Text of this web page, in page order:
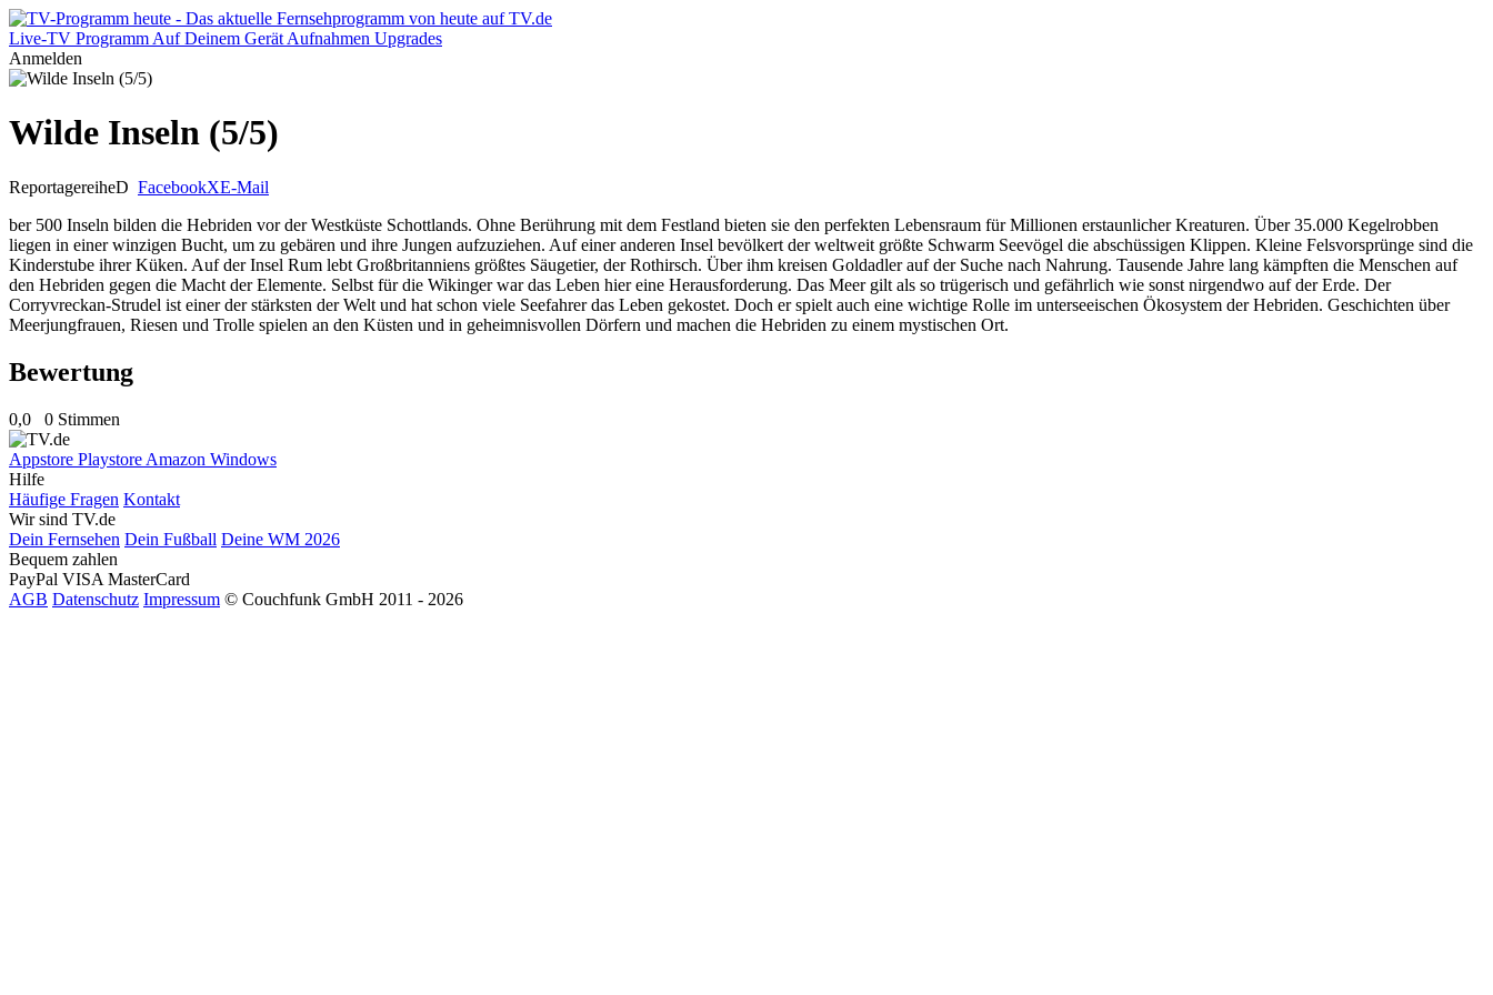
Live-TV Programm Auf Deinem Gerät Aufnahmen Upgrades
Anmelden
Wilde Inseln (5/5)
ReportagereiheD FacebookXE-Mail
ber 500 Inseln bilden die Hebriden vor der Westküste Schottlands. Ohne Berührung mit dem Festland bieten sie den perfekten Lebensraum für Millionen erstaunlicher Kreaturen. Über 35.000 Kegelrobben
liegen in einer winzigen Bucht, um zu gebären und ihre Jungen aufzuziehen. Auf einer anderen Insel bevölkert der weltweit größte Schwarm Seevögel die abschüssigen Klippen. Kleine Felsvorsprünge sind die
Kinderstube ihrer Küken. Auf der Insel Rum lebt Großbritanniens größtes Säugetier, der Rothirsch. Über ihm kreisen Goldadler auf der Suche nach Nahrung. Tausende Jahre lang kämpften die Menschen auf
den Hebriden gegen die Macht der Elemente. Selbst für die Wikinger war das Leben hier eine Herausforderung. Das Meer gilt als so trügerisch und gefährlich wie sonst nirgendwo auf der Erde. Der
Corryvreckan-Strudel ist einer der stärksten der Welt und hat schon viele Seefahrer das Leben gekostet. Doch er spielt auch eine wichtige Rolle im unterseeischen Ökosystem der Hebriden. Geschichten über
Meerjungfrauen, Riesen und Trolle spielen an den Küsten und in geheimnisvollen Dörfern und machen die Hebriden zu einem mystischen Ort.
Bewertung
0,0 0 Stimmen
Appstore Playstore Amazon Windows
Hilfe
Häufige Fragen Kontakt
Wir sind TV.de
Dein Fernsehen Dein Fußball Deine WM 2026
Bequem zahlen
PayPal VISA MasterCard
AGB Datenschutz Impressum © Couchfunk GmbH 2011 - 2026